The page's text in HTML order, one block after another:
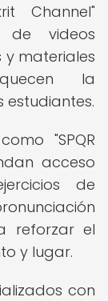
Channel"
videos
y materiales
la
estudiantes.
"SPQR
acceso
de
reforzar el
y lugar.
con